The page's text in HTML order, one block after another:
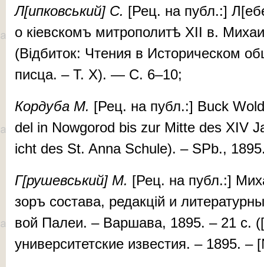
Л[ипковський] С. [Рец. на публ.:]
о кі­ев­скомъ мит­ро­по­ли­тѣ XII в.
(Відбиток: Чте­ния в Ис­­то­ри­чес­ком
пис­ца. – T. X). — С. 6–10;
Кор­ду­ба М. [Рец. на публ.:] Buck
del in Nowgo­rod bis zur Mitte des XIV
icht des St. An­­­na Schule). – SPb.,
Г[ру­шев­ський] М. [Рец. на публ.:]
зоръ сос­та­ва, ре­дак­цій и
вой Па­леи. – Вар­­ша­ва, 1895. – 21 с.
уни­вер­си­тет­ские из­вес­тия. – 1895.